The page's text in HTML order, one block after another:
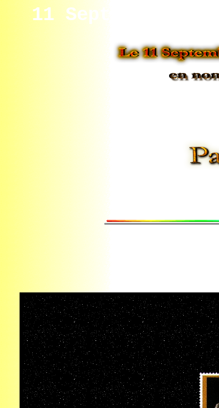
11 Septembre en